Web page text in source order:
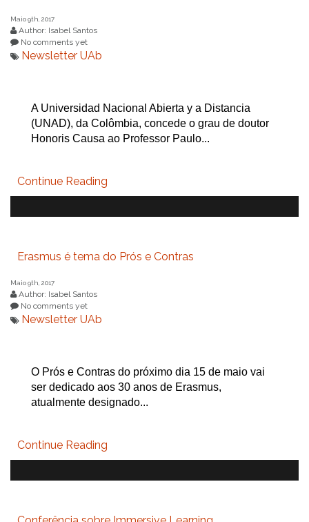
Maio 9th, 2017
Author: Isabel Santos
No comments yet
Newsletter UAb
A Universidad Nacional Abierta y a Distancia
(UNAD), da Colômbia, concede o grau de doutor
Honoris Causa ao Professor Paulo...
Continue Reading
Erasmus é tema do Prós e Contras
Maio 9th, 2017
Author: Isabel Santos
No comments yet
Newsletter UAb
O Prós e Contras do próximo dia 15 de maio vai
ser dedicado aos 30 anos de Erasmus,
atualmente designado...
Continue Reading